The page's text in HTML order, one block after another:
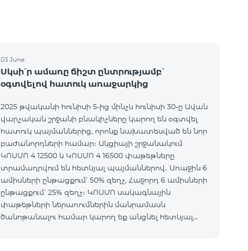
03 June
Սկսի՛ր ամառը ճիշտ ընտրությամբ՝
օգտվելով հատուկ առաջարկից
2025 թվականի հունիսի 5-ից մինչև հունիսի 30-ը Ավան
վարչական շրջանի բնակիչները կարող են օգտվել
հատուկ պայմաններից, որոնք նախատեսված են նոր
բաժանորդների համար։ Ակցիայի շրջանակում
ԿՈՍՄՈ 4 12500 և ԿՈՍՄՈ 4 16500 փաթեթները
տրամադրվում են հետևյալ պայմաններով․ Առաջին 6
ամիսների ընթացքում՝ 50% զեղչ, Հաջորդ 6 ամիսների
ընթացքում՝ 25% զեղչ։ ԿՈՍՄՈ սակագնային
փաթեթների ներառումներին մանրամասն
ծանոթանալու համար կարող եք անցնել հետևյալ